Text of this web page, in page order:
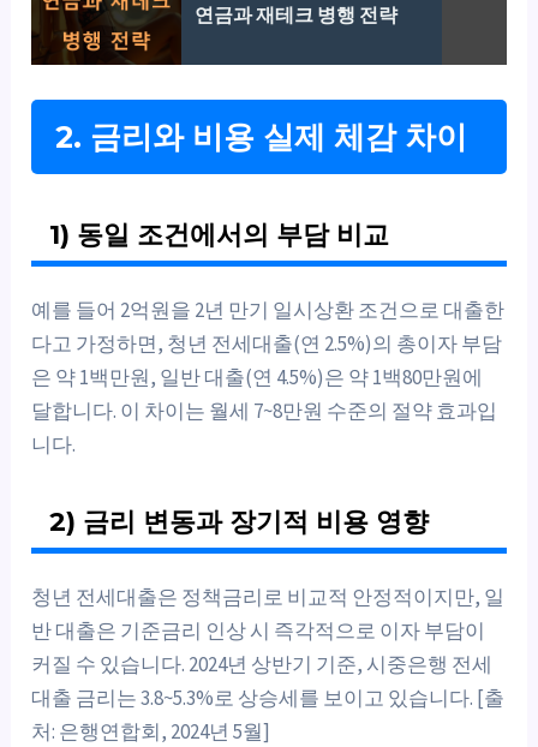
연금과 재테크 병행 전략
2. 금리와 비용 실제 체감 차이
1) 동일 조건에서의 부담 비교
예를 들어 2억원을 2년 만기 일시상환 조건으로 대출한
다고 가정하면, 청년 전세대출(연 2.5%)의 총이자 부담
은 약 1백만원, 일반 대출(연 4.5%)은 약 1백80만원에
달합니다. 이 차이는 월세 7~8만원 수준의 절약 효과입
니다.
2) 금리 변동과 장기적 비용 영향
청년 전세대출은 정책금리로 비교적 안정적이지만, 일
반 대출은 기준금리 인상 시 즉각적으로 이자 부담이
커질 수 있습니다. 2024년 상반기 기준, 시중은행 전세
대출 금리는 3.8~5.3%로 상승세를 보이고 있습니다. [출
처: 은행연합회, 2024년 5월]